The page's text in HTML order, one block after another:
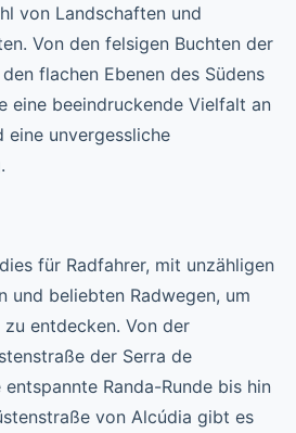
von Landschaften und
Von den felsigen Buchten der
flachen Ebenen des Südens
eine beeindruckende Vielfalt an
eine unvergessliche
für Radfahrer, mit unzähligen
und beliebten Radwegen, um
entdecken. Von der
der Serra de
Randa-Runde bis hin
von Alcúdia gibt es